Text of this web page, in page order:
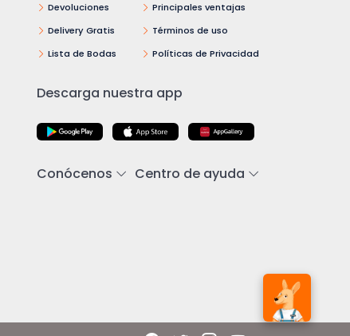
Devoluciones
Delivery Gratis
Lista de Bodas
Principales ventajas
Términos de uso
Políticas de Privacidad
Descarga nuestra app
Conócenos Centro de ayuda